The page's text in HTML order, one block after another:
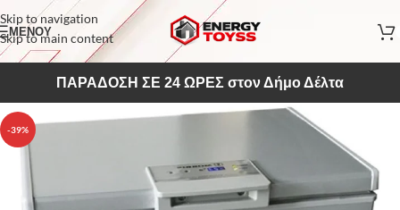
Skip to navigation
Skip to main content
ΜΕΝΟΥ
ΠΑΡΑΔΟΣΗ ΣΕ 24 ΩΡΕΣ στον Δήμο Δέλτα
-39%